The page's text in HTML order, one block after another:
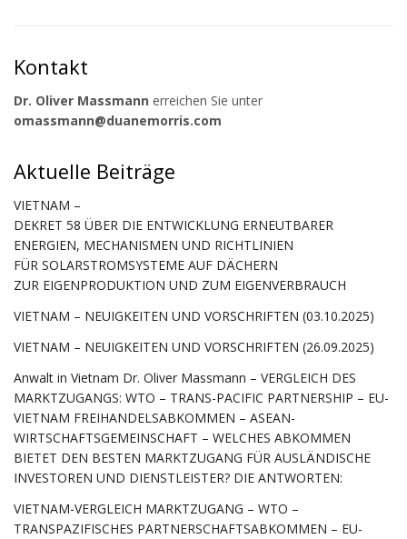
Kontakt
Dr. Oliver Massmann erreichen Sie unter
omassmann@duanemorris.com
Aktuelle Beiträge
VIETNAM –
DEKRET 58 ÜBER DIE ENTWICKLUNG ERNEUTBARER
ENERGIEN, MECHANISMEN UND RICHTLINIEN
FÜR SOLARSTROMSYSTEME AUF DÄCHERN
ZUR EIGENPRODUKTION UND ZUM EIGENVERBRAUCH
VIETNAM – NEUIGKEITEN UND VORSCHRIFTEN (03.10.2025)
VIETNAM – NEUIGKEITEN UND VORSCHRIFTEN (26.09.2025)
Anwalt in Vietnam Dr. Oliver Massmann – VERGLEICH DES
MARKTZUGANGS: WTO – TRANS-PACIFIC PARTNERSHIP – EU-
VIETNAM FREIHANDELSABKOMMEN – ASEAN-
WIRTSCHAFTSGEMEINSCHAFT – WELCHES ABKOMMEN
BIETET DEN BESTEN MARKTZUGANG FÜR AUSLÄNDISCHE
INVESTOREN UND DIENSTLEISTER? DIE ANTWORTEN:
VIETNAM-VERGLEICH MARKTZUGANG – WTO –
TRANSPAZIFISCHES PARTNERSCHAFTSABKOMMEN – EU-